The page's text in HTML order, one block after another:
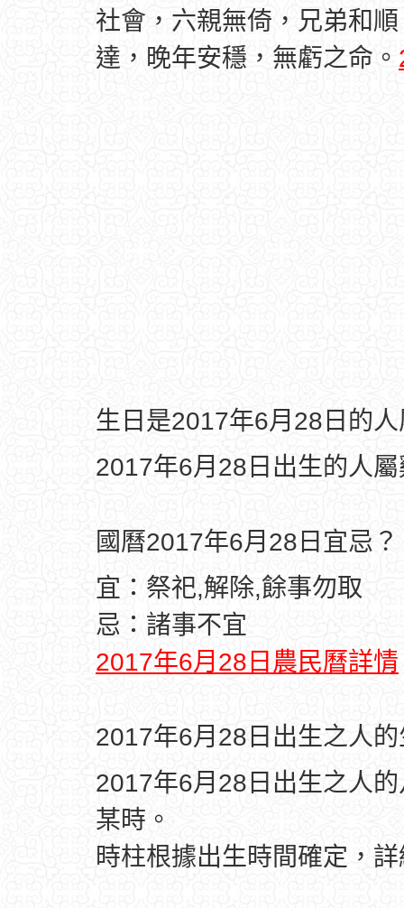
社會，六親無倚，兄弟和
達，晚年安穩，無虧之命。
生日是2017年6月28日的
2017年6月28日出生的人
國曆2017年6月28日宜忌？
宜：祭祀,解除,餘事勿取
忌：諸事不宜
2017年6月28日農民曆詳情
2017年6月28日出生之人
2017年6月28日出生之人
某時。
時柱根據出生時間確定，